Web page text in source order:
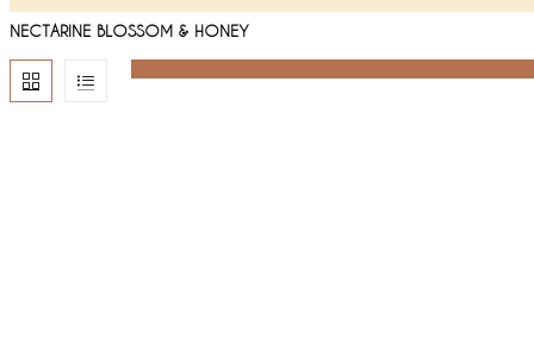
NECTARINE BLOSSOM & HONEY